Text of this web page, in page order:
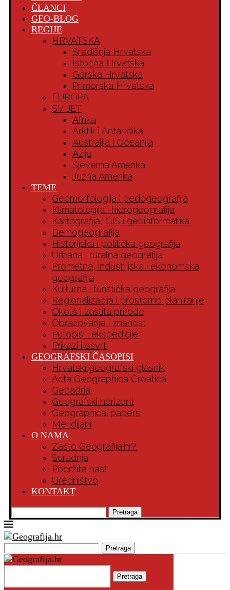
ČLANCI
GEO-BLOG
REGIJE
HRVATSKA
Središnja Hrvatska
Istočna Hrvatska
Gorska Hrvatska
Primorska Hrvatska
EUROPA
SVIJET
Afrika
Arktik i Antarktika
Australija i Oceanija
Azija
Sjeverna Amerika
Južna Amerika
TEME
Geomorfologija i pedogeografija
Klimatologija i hidrogeografija
Kartografija, GIS i geoinformatika
Demogeografija
Historijska i politička geografija
Urbana i ruralna geografija
Prometna, industrijska i ekonomska
geografija
Kulturna i turistička geografija
Regionalizacija i prostorno planiranje
Okoliš i zaštita prirode
Obrazovanje i znanost
Putopisi i ekspedicije
Prikazi i osvrti
GEOGRAFSKI ČASOPISI
Hrvatski geografski glasnik
Acta Geographica Croatica
Geoadria
Geografski horizont
Geographical papers
Meridijani
O NAMA
Zašto Geografija.hr?
Suradnja
Podržite nas!
Uredništvo
KONTAKT
Pretraga
Pretraga
Pretraga